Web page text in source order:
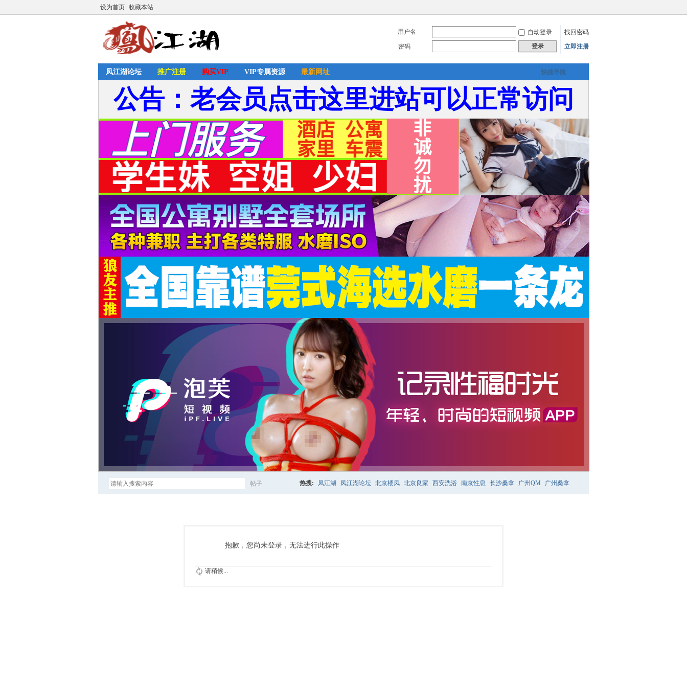
设为首页 收藏本站
用户名 自动登录
找回密码
密码
登录 立即注册
快捷导航
凤江湖论坛 推广注册 购买VIP VIP专属资源 最新网址
公告：老会员点击这里进站可以正常访问
帖子
索
热搜: 凤江湖 凤江湖论坛 北京楼凤 北京良家 西安洗浴 南京性息 长沙桑拿 广州QM 广州桑拿
抱歉，您尚未登录，无法进行此操作
请稍候...